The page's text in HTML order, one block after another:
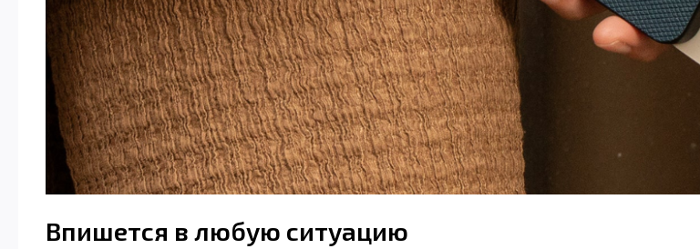
Впишется в любую ситуацию